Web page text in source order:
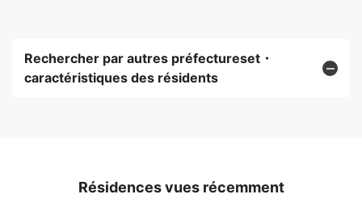
Rechercher par autres préfectureset・
caractéristiques des résidents
Résidences vues récemment